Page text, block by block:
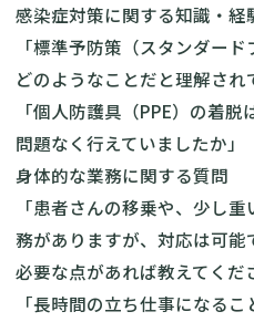
感染症対策に関する知識・経
「標準予防策（スタンダー
どのようなことだと理解され
「個人防護具（PPE）の着
問題なく行えていましたか」
身体的な業務に関する質問
「患者さんの移乗や、少し
務がありますが、対応は可
必要な点があれば教えてくだ
「長時間の立ち仕事になる